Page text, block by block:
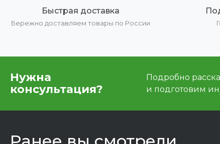
Быстрая доставка
Бережно доставляем товары по России
Нужна
консультация?
Подробно
и подготовим